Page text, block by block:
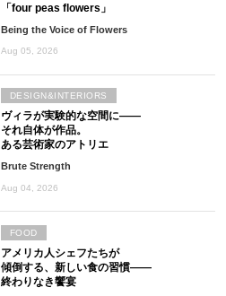
「four peas flowers」
Being the Voice of Flowers
Aug 05, 2026
ヴィラが実験的な空間に――
それ自体が作品。
ある芸術家のアトリエ
Brute Strength
Aug 04, 2026
DESIGN&INTERIORS
アメリカ人シェフたちが
傾倒する、新しい食の習慣――
終わりなき饗宴
FOOD